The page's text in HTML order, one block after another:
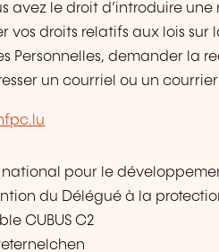
avez le droit d’introduire
vos droits relatifs aux lois
Personnelles, demander la
un courriel ou un
national pour le
du Délégué à la
CUBUS C2